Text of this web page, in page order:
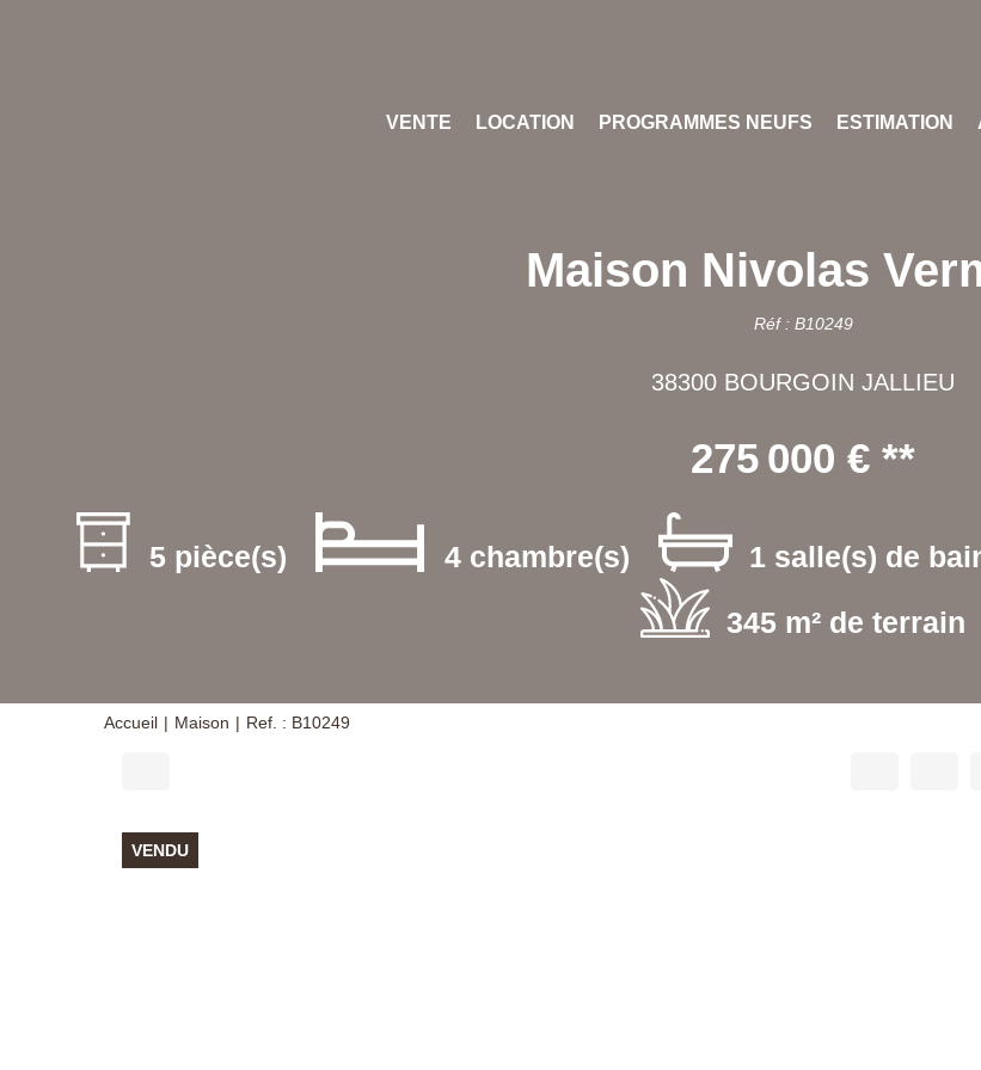
VENTE LOCATION PROGRAMMES NEUFS ESTIMATION
Maison Nivolas
Réf : B10249
38300 BOURGOIN JALLIEU
275 000 € **
5 pièce(s) 4 chambre(s) 1 salle(s) de
345 m² de terrain
Accueil Maison Ref. : B10249
VENDU